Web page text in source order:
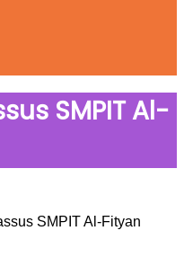
SMPIT Al-
SMPIT Al-Fityan